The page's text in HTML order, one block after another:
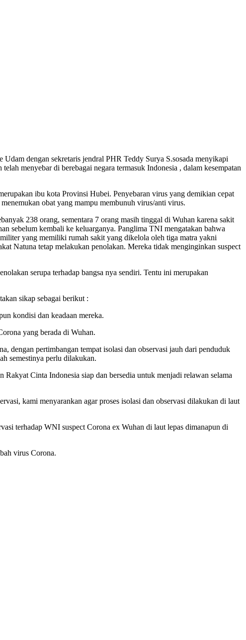
dengan sekretaris jendral PHR Teddy Surya S.sosada menyikapi
menyebar di berebagai negara termasuk Indonesia , dalam kesempatan
ibu kota Provinsi Hubei. Penyebaran virus yang demikian cepat
obat yang mampu membunuh virus/anti virus.
238 orang, sementara 7 orang masih tinggal di Wuhan karena sakit
sebelum kembali ke keluarganya. Panglima TNI mengatakan bahwa
yang memiliki rumah sakit yang dikelola oleh tiga matra yakni
Natuna tetap melakukan penolakan. Mereka tidak menginginkan suspect
serupa terhadap bangsa nya sendiri. Tentu ini merupakan
sikap sebagai berikut :
kondisi dan keadaan mereka.
yang berada di Wuhan.
dengan pertimbangan tempat isolasi dan observasi jauh dari penduduk
semestinya perlu dilakukan.
Cinta Indonesia siap dan bersedia untuk menjadi relawan selama
kami menyarankan agar proses isolasi dan observasi dilakukan di laut
terhadap WNI suspect Corona ex Wuhan di laut lepas dimanapun di
virus Corona.